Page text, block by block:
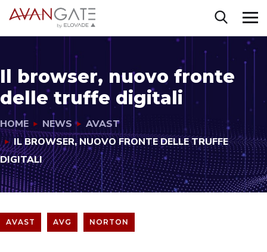
Il browser, nuovo fronte
delle truffe digitali
HOME NEWS
AVAST
IL BROWSER, NUOVO FRONTE DELLE TRUFFE
DIGITALI
AVAST AVG NORTON